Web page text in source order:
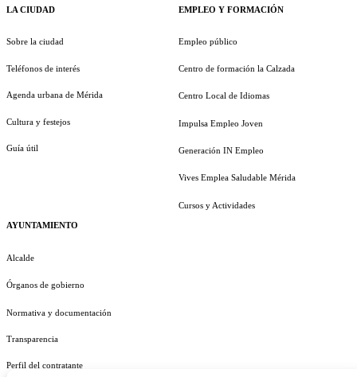
LA CIUDAD
Sobre la ciudad
Teléfonos de interés
Agenda urbana de Mérida
Cultura y festejos
Guía útil
AYUNTAMIENTO
Alcalde
Órganos de gobierno
Normativa y documentación
Transparencia
Perfil del contratante
EMPLEO Y FORMACIÓN
Empleo público
Centro de formación la Calzada
Centro Local de Idiomas
Impulsa Empleo Joven
Generación IN Empleo
Vives Emplea Saludable Mérida
Cursos y Actividades